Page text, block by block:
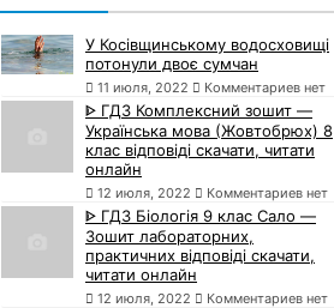
У Косівщинському водосховищі
потонули двоє сумчан
11 июля, 2022 Комментариев нет
ᐈ ГДЗ Комплексний зошит —
Українська мова (Жовтобрюх) 8
клас відповіді скачати, читати
онлайн
12 июля, 2022 Комментариев нет
ᐈ ГДЗ Біологія 9 клас Сало —
Зошит лабораторних,
практичних відповіді скачати,
читати онлайн
12 июля, 2022 Комментариев нет